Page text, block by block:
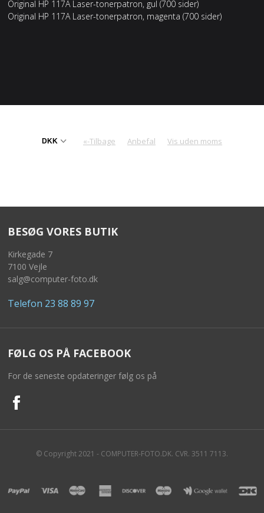
Original HP 117A Laser-tonerpatron, gul (700 sider)
Original HP 117A Laser-tonerpatron, magenta (700 sider)
«-Tilbage Anbefal Vis uden moms
BESØG VORES BUTIK
Kirkegade 7
7100 Vejle
salg@computer-foto.dk
Telefon 23 88 89 97
FØLG OS PÅ FACEBOOK
For de seneste opdateringer følg os på
© Copyright 2021 - COMPUTER-FOTO.DK. CVR. 3511 7113.